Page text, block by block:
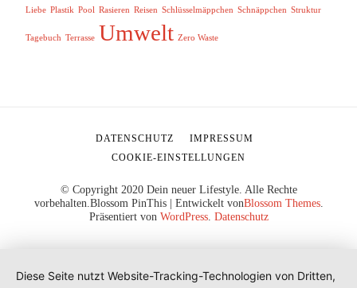
Liebe Plastik Pool Rasieren Reisen Schlüsselmäppchen Schnäppchen Struktur
Tagebuch Terrasse Umwelt Zero Waste
© Copyright 2020 Dein neuer Lifestyle. Alle Rechte
vorbehalten.Blossom PinThis | Entwickelt vonBlossom Themes.
Präsentiert von WordPress. Datenschutz
DATENSCHUTZ
IMPRESSUM
COOKIE-EINSTELLUNGEN
Diese Seite nutzt Website-Tracking-Technologien von Dritten,